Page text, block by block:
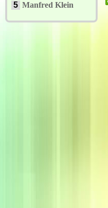
5 Manfred Klein